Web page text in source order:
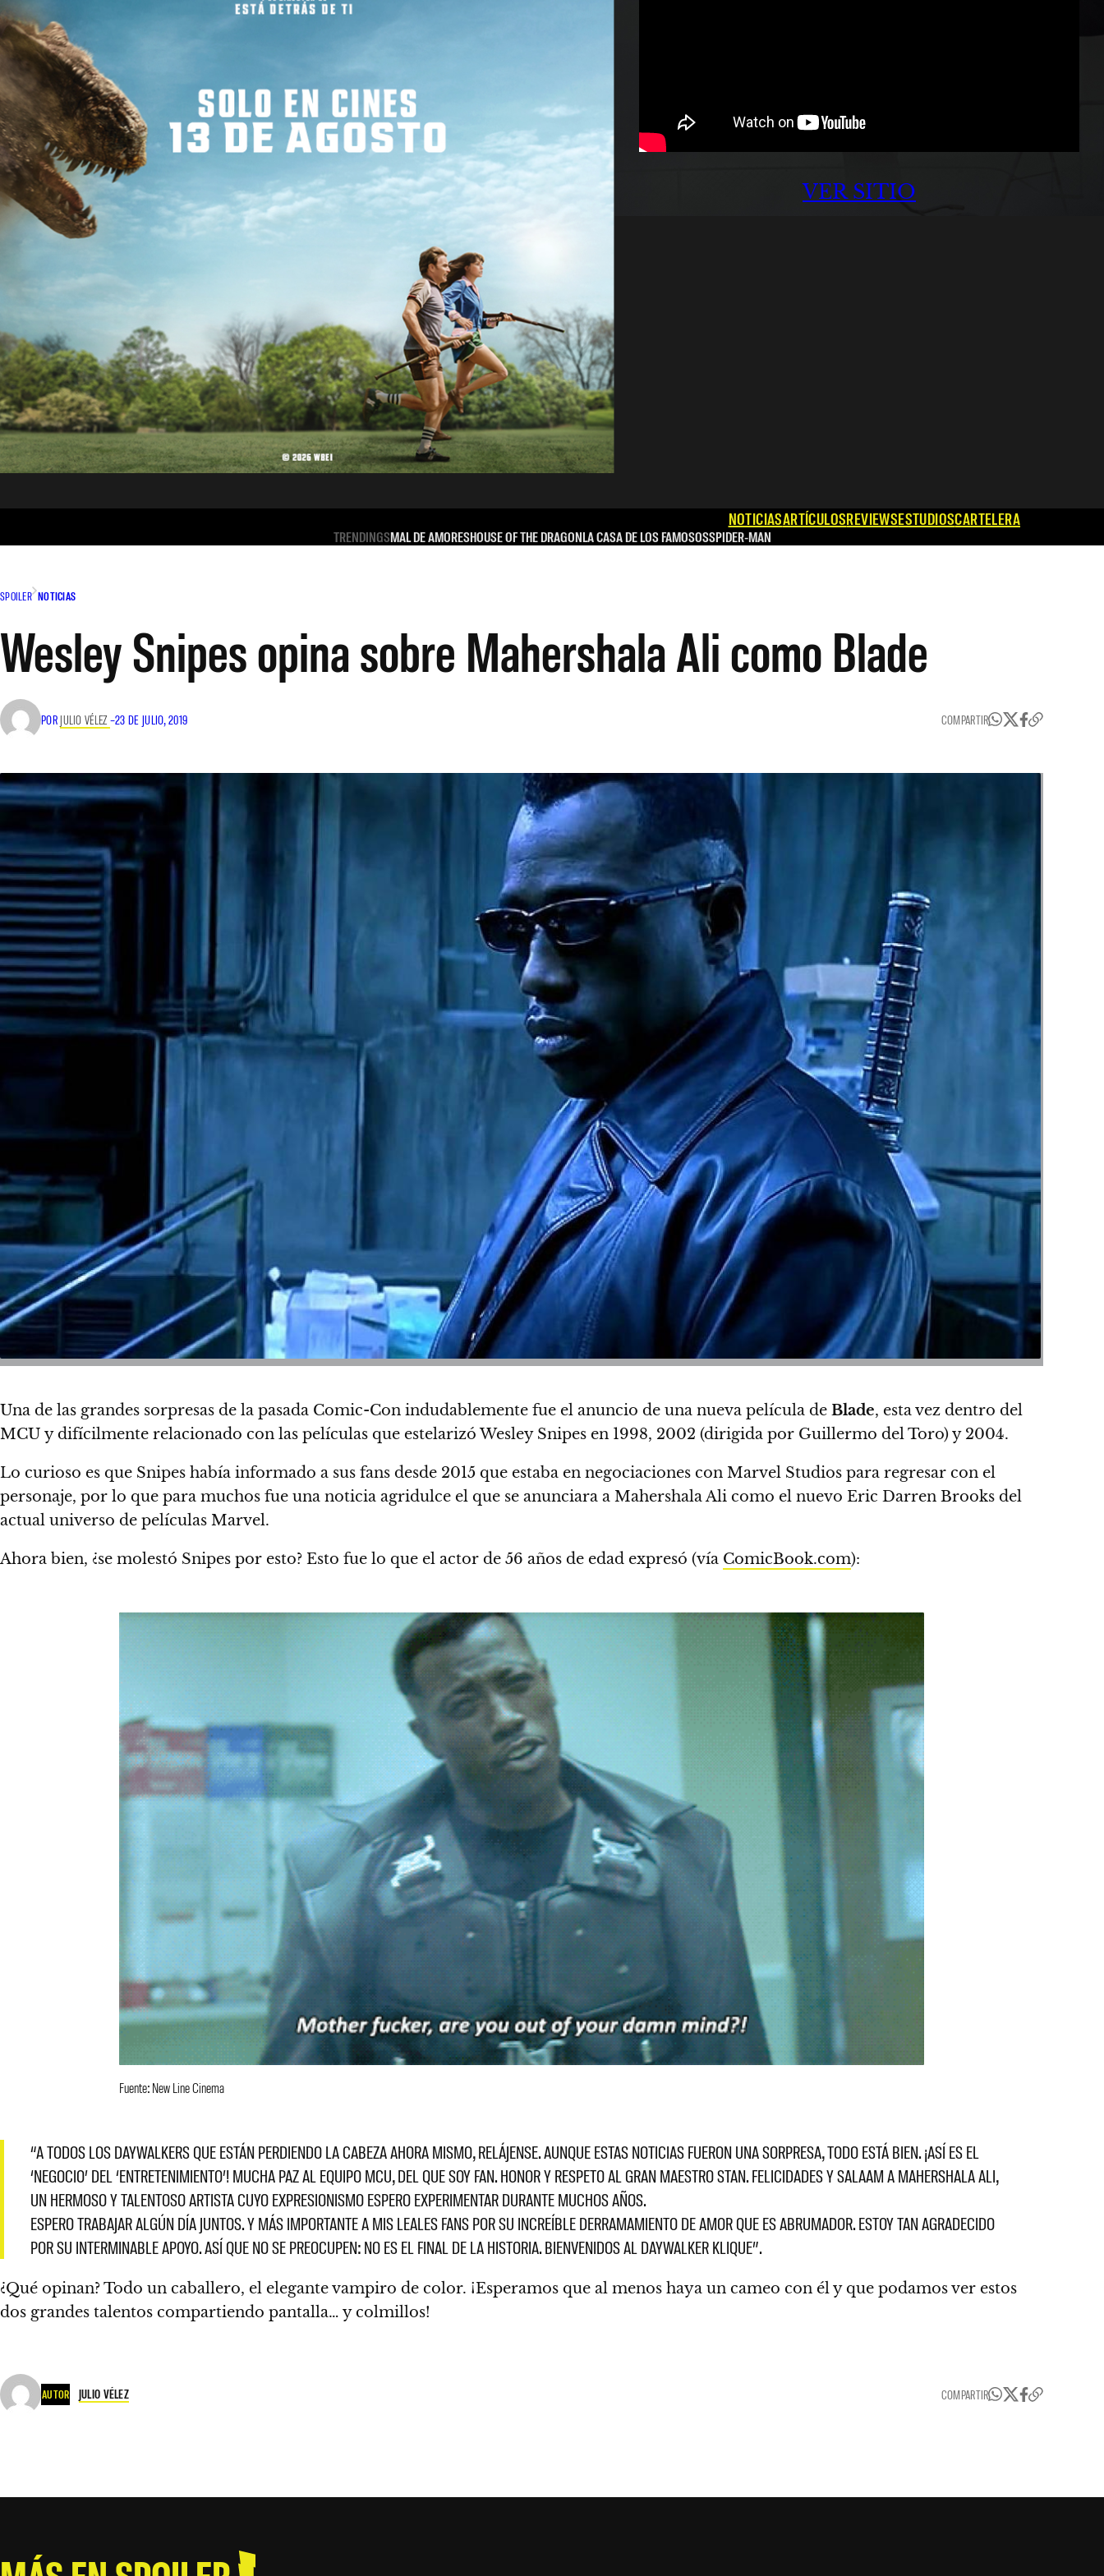
VER SITIO
NOTICIASARTÍCULOSREVIEWSESTUDIOSCARTELERA
TRENDINGSMAL DE AMORESHOUSE OF THE DRAGONLA CASA DE LOS FAMOSOSSPIDER-MAN
SPOILER NOTICIAS
Wesley Snipes opina sobre Mahershala Ali como Blade
POR JULIO VÉLEZ –23 DE JULIO, 2019 COMPARTIR
Una de las grandes sorpresas de la pasada Comic-Con indudablemente fue el anuncio de una nueva película de Blade, esta vez dentro del
MCU y difícilmente relacionado con las películas que estelarizó Wesley Snipes en 1998, 2002 (dirigida por Guillermo del Toro) y 2004.
Lo curioso es que Snipes había informado a sus fans desde 2015 que estaba en negociaciones con Marvel Studios para regresar con el
personaje, por lo que para muchos fue una noticia agridulce el que se anunciara a Mahershala Ali como el nuevo Eric Darren Brooks del
actual universo de películas Marvel.
Ahora bien, ¿se molestó Snipes por esto? Esto fue lo que el actor de 56 años de edad expresó (vía ComicBook.com):
Fuente: New Line Cinema
“A TODOS LOS DAYWALKERS QUE ESTÁN PERDIENDO LA CABEZA AHORA MISMO, RELÁJENSE. AUNQUE ESTAS NOTICIAS FUERON UNA SORPRESA, TODO ESTÁ BIEN. ¡ASÍ ES EL
‘NEGOCIO’ DEL ‘ENTRETENIMIENTO’! MUCHA PAZ AL EQUIPO MCU, DEL QUE SOY FAN. HONOR Y RESPETO AL GRAN MAESTRO STAN. FELICIDADES Y SALAAM A MAHERSHALA ALI,
UN HERMOSO Y TALENTOSO ARTISTA CUYO EXPRESIONISMO ESPERO EXPERIMENTAR DURANTE MUCHOS AÑOS.
ESPERO TRABAJAR ALGÚN DÍA JUNTOS. Y MÁS IMPORTANTE A MIS LEALES FANS POR SU INCREÍBLE DERRAMAMIENTO DE AMOR QUE ES ABRUMADOR.ESTOY TAN AGRADECIDO
POR SU INTERMINABLE APOYO. ASÍ QUE NO SE PREOCUPEN:NO ES EL FINAL DE LA HISTORIA. BIENVENIDOS AL DAYWALKER KLIQUE”.
¿Qué opinan? Todo un caballero, el elegante vampiro de color. ¡Esperamos que al menos haya un cameo con él y que podamos ver estos
dos grandes talentos compartiendo pantalla… y colmillos!
AUTOR JULIO VÉLEZ COMPARTIR